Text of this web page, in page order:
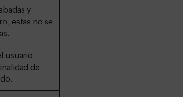
y
estas no se
usuario
de